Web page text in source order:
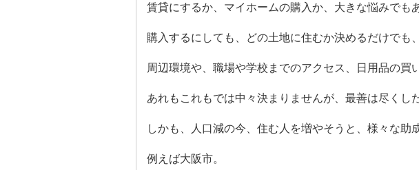
賃貸にするか、マイホームの購入か、大きな悩みでも
購入するにしても、どの土地に住むか決めるだけでも
周辺環境や、職場や学校までのアクセス、日用品の買
あれもこれもでは中々決まりませんが、最善は尽くし
しかも、人口減の今、住む人を増やそうと、様々な助
例えば大阪市。